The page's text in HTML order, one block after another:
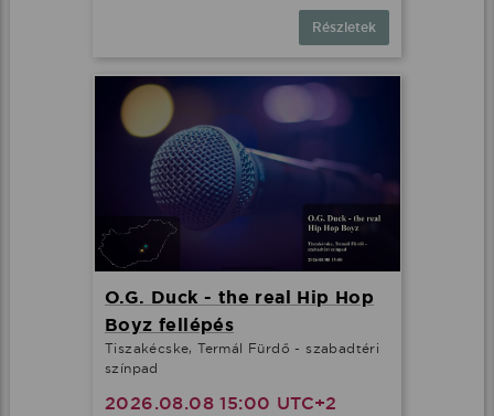
Részletek
O.G. Duck - the real Hip Hop
Boyz fellépés
Tiszakécske, Termál Fürdő - szabadtéri
színpad
2026.08.08 15:00 UTC+2